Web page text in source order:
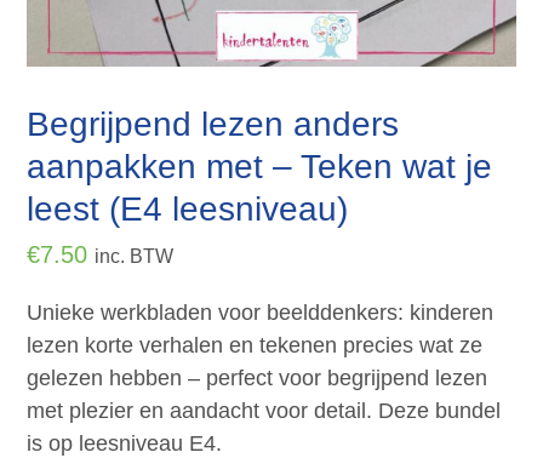
Begrijpend lezen anders
aanpakken met – Teken wat je
leest (E4 leesniveau)
€7.50 inc. BTW
Unieke werkbladen voor beelddenkers: kinderen
lezen korte verhalen en tekenen precies wat ze
gelezen hebben – perfect voor begrijpend lezen
met plezier en aandacht voor detail. Deze bundel
is op leesniveau E4.